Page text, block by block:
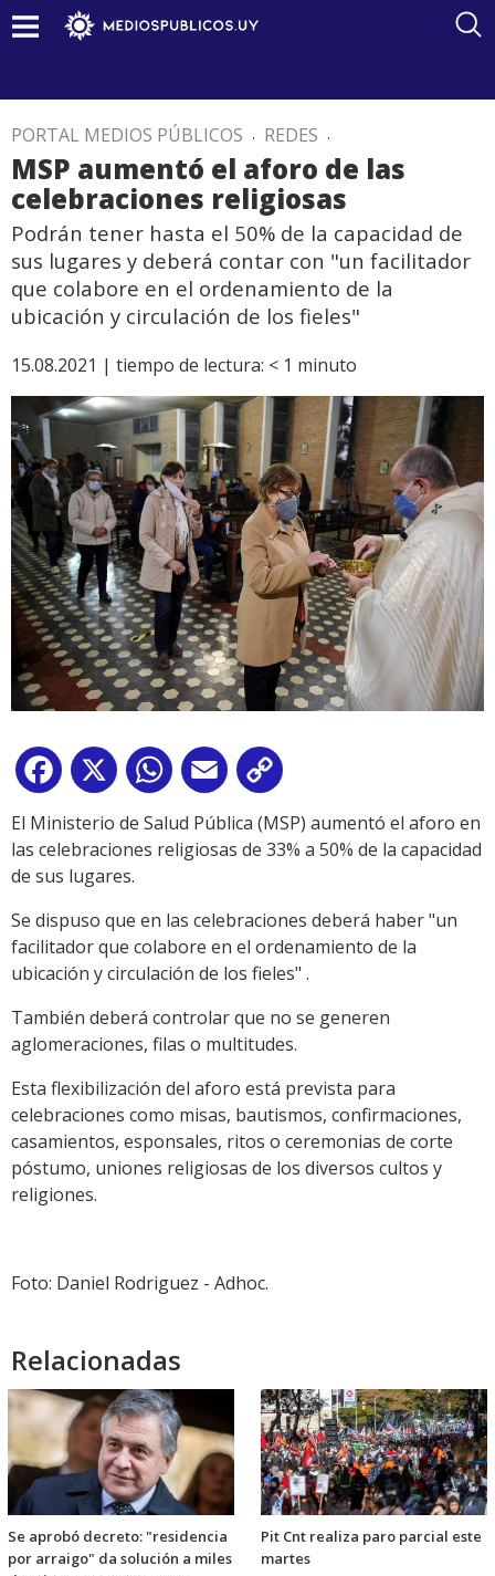
PORTAL MEDIOS PÚBLICOS . REDES .
MSP aumentó el aforo de las
celebraciones religiosas
Podrán tener hasta el 50% de la capacidad de
sus lugares y deberá contar con "un facilitador
que colabore en el ordenamiento de la
ubicación y circulación de los fieles"
15.08.2021 | tiempo de lectura: < 1 minuto
Facebook
X WhatsApp
Email
Link
El Ministerio de Salud Pública (MSP) aumentó el aforo en
las celebraciones religiosas de 33% a 50% de la capacidad
de sus lugares.
Se dispuso que en las celebraciones deberá haber "un
facilitador que colabore en el ordenamiento de la
ubicación y circulación de los fieles" .
También deberá controlar que no se generen
aglomeraciones, filas o multitudes.
Esta flexibilización del aforo está prevista para
celebraciones como misas, bautismos, confirmaciones,
casamientos, esponsales, ritos o ceremonias de corte
póstumo, uniones religiosas de los diversos cultos y
religiones.
Foto: Daniel Rodriguez - Adhoc.
Relacionadas
Se aprobó decreto: "residencia
por arraigo" da solución a miles
Pit Cnt realiza paro parcial este
martes